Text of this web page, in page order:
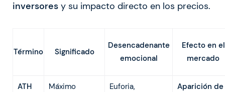
inversores y su impacto directo en los precios.
Término Significado
Desencadenante
emocional
Efecto en el
mercado
ATH Máximo Euforia, Aparición de